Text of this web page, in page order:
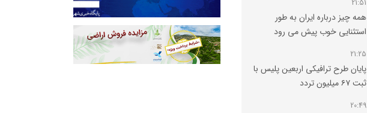
21:51
همه چیز درباره ایران به طور
استثنایی خوب پیش می‌ رود
21:25
پایان طرح ترافیکی اربعین پلیس با
ثبت ۶۷ میلیون تردد
20:49